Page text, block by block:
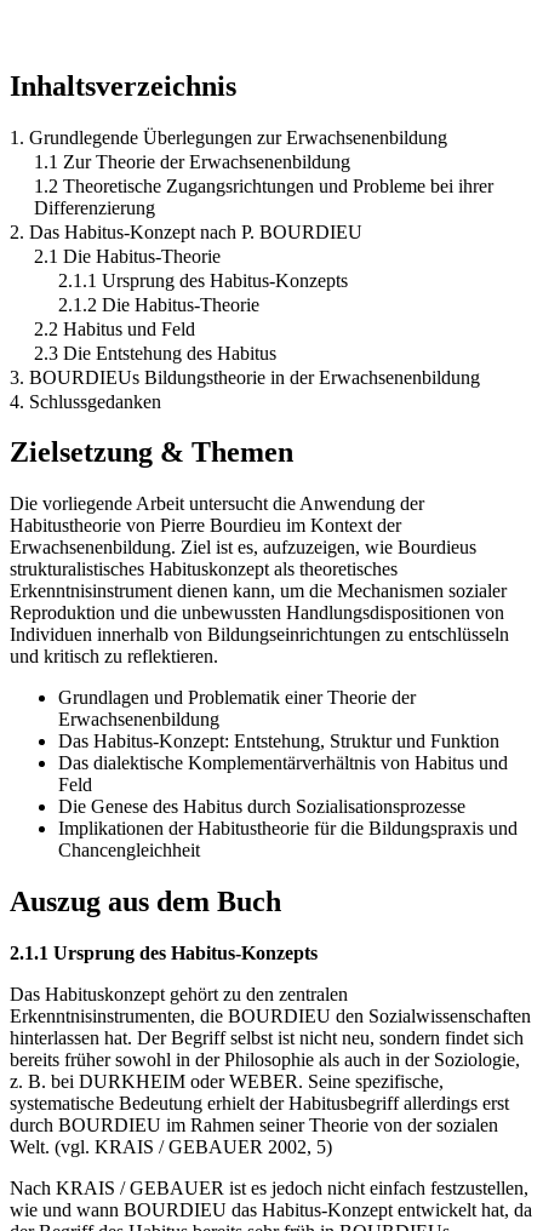
Inhaltsverzeichnis
1. Grundlegende Überlegungen zur Erwachsenenbildung
1.1 Zur Theorie der Erwachsenenbildung
1.2 Theoretische Zugangsrichtungen und Probleme bei ihrer
Differenzierung
2. Das Habitus-Konzept nach P. BOURDIEU
2.1 Die Habitus-Theorie
2.1.1 Ursprung des Habitus-Konzepts
2.1.2 Die Habitus-Theorie
2.2 Habitus und Feld
2.3 Die Entstehung des Habitus
3. BOURDIEUs Bildungstheorie in der Erwachsenenbildung
4. Schlussgedanken
Zielsetzung & Themen
Die vorliegende Arbeit untersucht die Anwendung der
Habitustheorie von Pierre Bourdieu im Kontext der
Erwachsenenbildung. Ziel ist es, aufzuzeigen, wie Bourdieus
strukturalistisches Habituskonzept als theoretisches
Erkenntnisinstrument dienen kann, um die Mechanismen sozialer
Reproduktion und die unbewussten Handlungsdispositionen von
Individuen innerhalb von Bildungseinrichtungen zu entschlüsseln
und kritisch zu reflektieren.
Grundlagen und Problematik einer Theorie der
Erwachsenenbildung
Das Habitus-Konzept: Entstehung, Struktur und Funktion
Das dialektische Komplementärverhältnis von Habitus und
Feld
Die Genese des Habitus durch Sozialisationsprozesse
Implikationen der Habitustheorie für die Bildungspraxis und
Chancengleichheit
Auszug aus dem Buch
2.1.1 Ursprung des Habitus-Konzepts
Das Habituskonzept gehört zu den zentralen
Erkenntnisinstrumenten, die BOURDIEU den Sozialwissenschaften
hinterlassen hat. Der Begriff selbst ist nicht neu, sondern findet sich
bereits früher sowohl in der Philosophie als auch in der Soziologie,
z. B. bei DURKHEIM oder WEBER. Seine spezifische,
systematische Bedeutung erhielt der Habitusbegriff allerdings erst
durch BOURDIEU im Rahmen seiner Theorie von der sozialen
Welt. (vgl. KRAIS / GEBAUER 2002, 5)
Nach KRAIS / GEBAUER ist es jedoch nicht einfach festzustellen,
wie und wann BOURDIEU das Habitus-Konzept entwickelt hat, da